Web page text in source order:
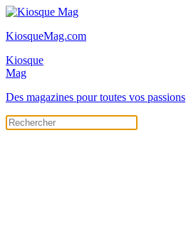
KiosqueMag.com
Kiosque
Mag
Des magazines pour toutes vos passions